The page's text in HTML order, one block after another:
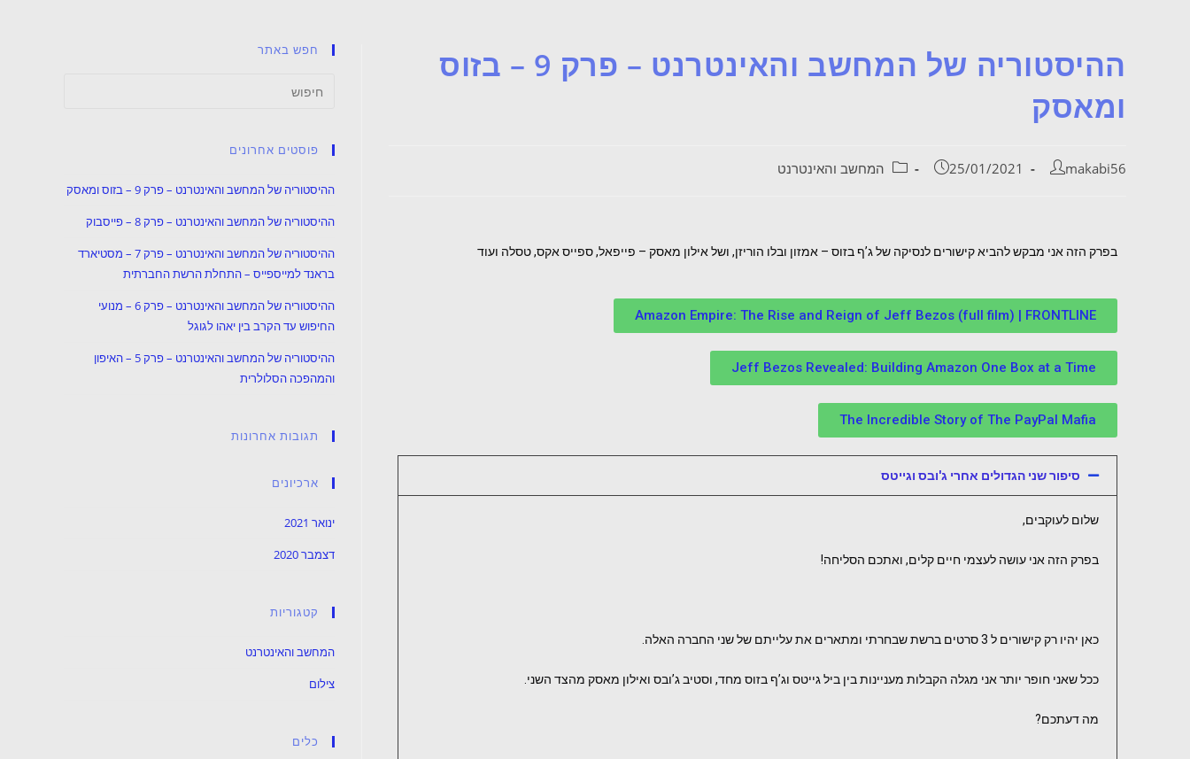
ההיסטוריה של המחשב והאינטרנט – פרק 9 – בזוס
ומאסק
makabi56
25/01/2021 המחשב והאינטרנט
בפרק הזה אני מבקש להביא קישורים לנסיקה של ג’ף בזוס – אמזון ובלו הוריזן, ושל אילון מאסק – פייפאל, ספייס אקס, טסלה ועוד
Amazon Empire: The Rise and Reign of Jeff Bezos (full film) | FRONTLINE
Jeff Bezos Revealed: Building Amazon One Box at a Time
The Incredible Story of The PayPal Mafia
סיפור שני הגדולים אחרי ג'ובס וגייטס
שלום לעוקבים,
בפרק הזה אני עושה לעצמי חיים קלים, ואתכם הסליחה!
כאן יהיו רק קישורים ל 3 סרטים ברשת שבחרתי ומתארים את עלייתם של שני החברה האלה.
ככל שאני חופר יותר אני מגלה הקבלות מעניינות בין ביל גייטס וג’ף בזוס מחד, וסטיב ג’ובס ואילון מאסק מהצד השני.
מה דעתכם?
חפש באתר
פוסטים אחרונים
ההיסטוריה של המחשב והאינטרנט – פרק 9 – בזוס ומאסק
ההיסטוריה של המחשב והאינטרנט – פרק 8 – פייסבוק
ההיסטוריה של המחשב והאינטרנט – פרק 7 – מסטיארד
בראנד למייספייס – התחלת הרשת החברתית
ההיסטוריה של המחשב והאינטרנט – פרק 6 – מנועי
החיפוש עד הקרב בין יאהו לגוגל
ההיסטוריה של המחשב והאינטרנט – פרק 5 – האיפון
והמהפכה הסלולרית
תגובות אחרונות
ארכיונים
ינואר 2021
דצמבר 2020
קטגוריות
המחשב והאינטרנט
צילום
כלים